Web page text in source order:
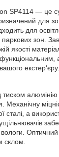
SP4114 — це
для
для
паркових зон.
якості
функціональним,
екстер'єру.
тиском
Механічну
сталі, а
вологи.
склом.